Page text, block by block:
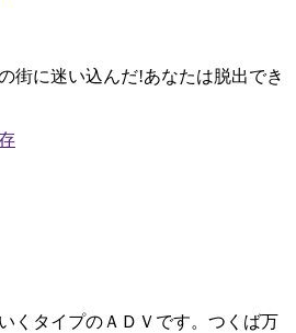
街に迷い込んだ!あなたは脱出でき
くタイプのＡＤＶです。つくば万